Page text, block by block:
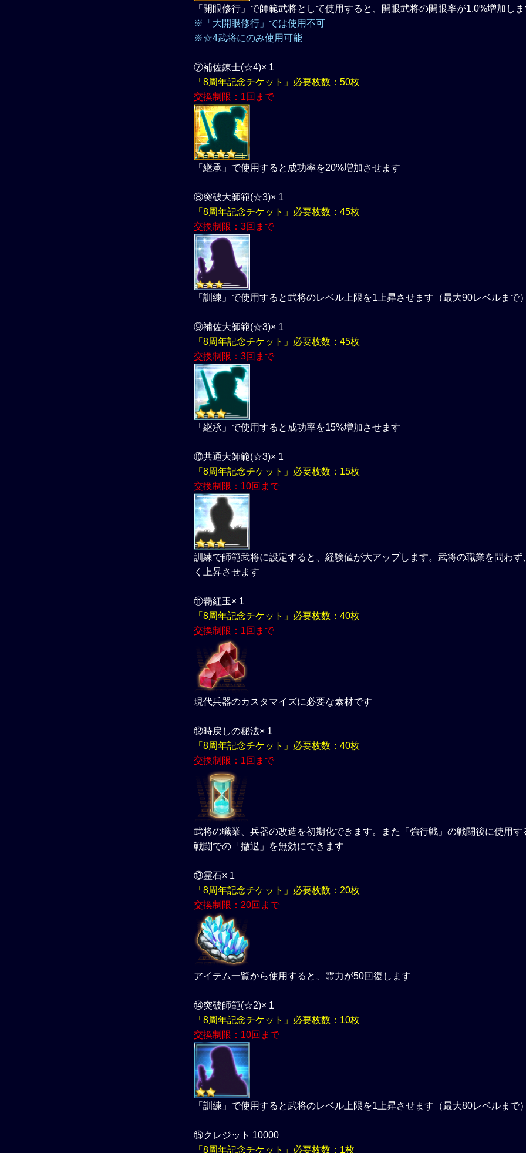
「開眼修行」で師範武将として使用すると、開眼武将の開眼率が1.0%増加し
※「大開眼修行」では使用不可
※☆4武将にのみ使用可能
⑦補佐錬士(☆4)× 1
「8周年記念チケット」必要枚数：50枚
交換制限：1回まで
「継承」で使用すると成功率を20%増加させます
⑧突破大師範(☆3)× 1
「8周年記念チケット」必要枚数：45枚
交換制限：3回まで
「訓練」で使用すると武将のレベル上限を1上昇させます（最大90レベルまで
⑨補佐大師範(☆3)× 1
「8周年記念チケット」必要枚数：45枚
交換制限：3回まで
「継承」で使用すると成功率を15%増加させます
⑩共通大師範(☆3)× 1
「8周年記念チケット」必要枚数：15枚
交換制限：10回まで
訓練で師範武将に設定すると、経験値が大アップします。武将の職業を問わず
く上昇させます
⑪覇紅玉× 1
「8周年記念チケット」必要枚数：40枚
交換制限：1回まで
現代兵器のカスタマイズに必要な素材です
⑫時戻しの秘法× 1
「8周年記念チケット」必要枚数：40枚
交換制限：1回まで
武将の職業、兵器の改造を初期化できます。また「強行戦」の戦闘後に使用す
戦闘での「撤退」を無効にできます
⑬霊石× 1
「8周年記念チケット」必要枚数：20枚
交換制限：20回まで
アイテム一覧から使用すると、霊力が50回復します
⑭突破師範(☆2)× 1
「8周年記念チケット」必要枚数：10枚
交換制限：10回まで
「訓練」で使用すると武将のレベル上限を1上昇させます（最大80レベルまで
⑮クレジット 10000
「8周年記念チケット」必要枚数：1枚